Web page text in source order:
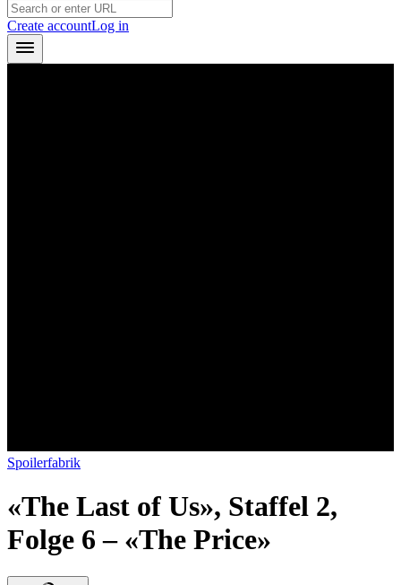
Create accountLog in
Spoilerfabrik
«The Last of Us», Staffel 2,
Folge 6 – «The Price»